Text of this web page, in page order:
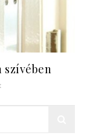
szívében